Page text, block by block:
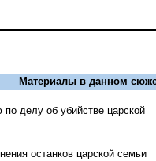
Материалы в данном
делу об убийстве царской
останков царской семьи